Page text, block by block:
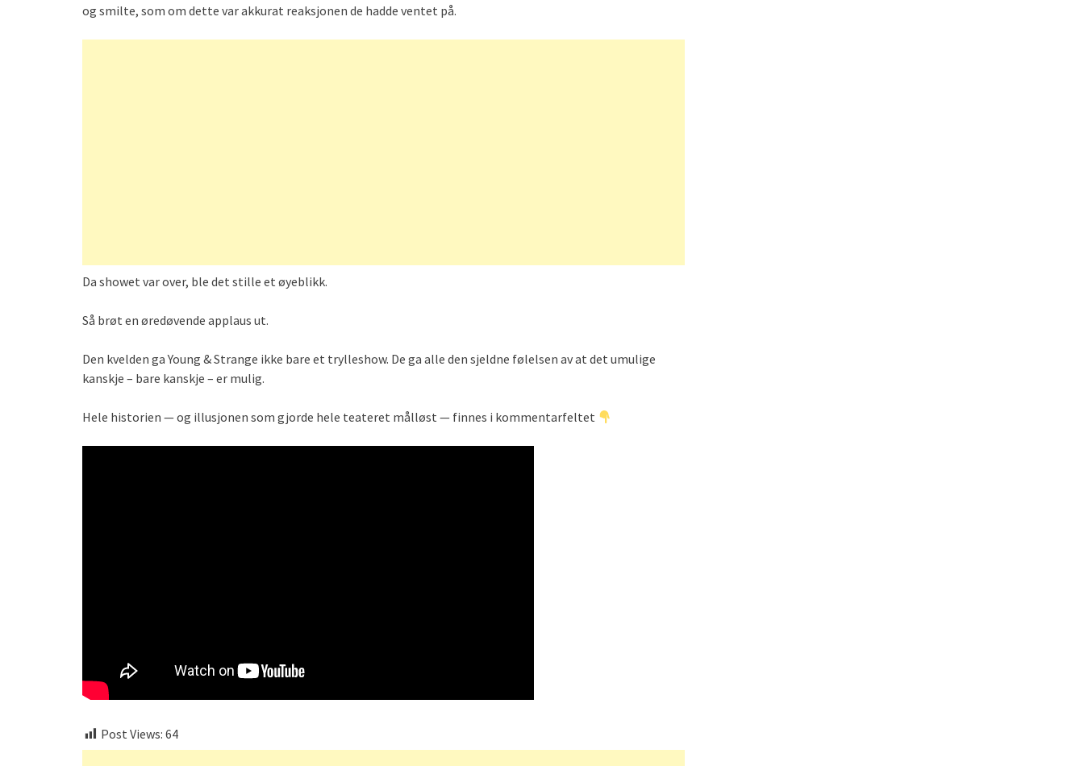
og smilte, som om dette var akkurat reaksjonen de hadde ventet på.
Da showet var over, ble det stille et øyeblikk.
Så brøt en øredøvende applaus ut.
Den kvelden ga Young & Strange ikke bare et trylleshow. De ga alle den sjeldne følelsen av at det umulige
kanskje – bare kanskje – er mulig.
Hele historien — og illusjonen som gjorde hele teateret målløst — finnes i kommentarfeltet
Post Views: 64